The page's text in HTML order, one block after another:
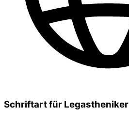
Schriftart für Legastheniker